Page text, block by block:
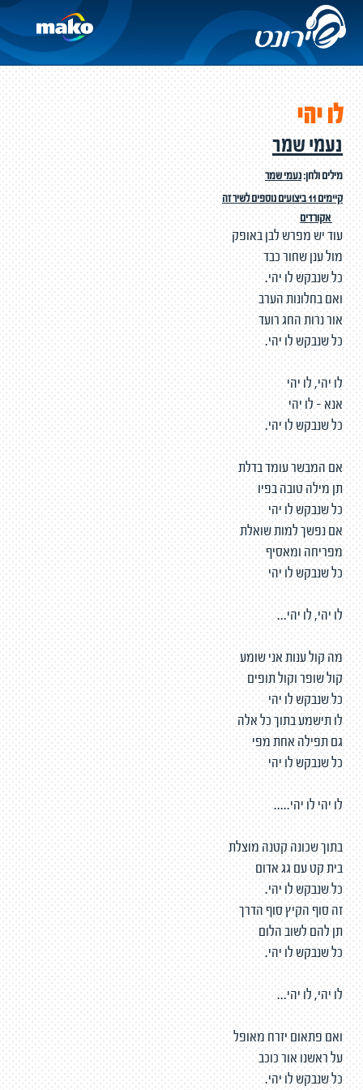
לו יהי
נעמי שמר
מילים ולחן:נעמי שמר
קיימים 11 ביצועים נוספים לשיר זה
אקורדים
עוד יש מפרש לבן באופק
מול ענן שחור כבד
כל שנבקש לו יהי.
ואם בחלונות הערב
אור נרות החג רועד
כל שנבקש לו יהי.
לו יהי, לו יהי
אנא - לו יהי
כל שנבקש לו יהי.
אם המבשר עומד בדלת
תן מילה טובה בפיו
כל שנבקש לו יהי
אם נפשך למות שואלת
מפריחה ומאסיף
כל שנבקש לו יהי
לו יהי, לו יהי...
מה קול ענות אני שומע
קול שופר וקול תופים
כל שנבקש לו יהי
לו תישמע בתוך כל אלה
גם תפילה אחת מפי
כל שנבקש לו יהי
לו יהי לו יהי.....
בתוך שכונה קטנה מוצלת
בית קט עם גג אדום
כל שנבקש לו יהי.
זה סוף הקיץ סוף הדרך
תן להם לשוב הלום
כל שנבקש לו יהי.
לו יהי, לו יהי...
ואם פתאום יזרח מאופל
על ראשנו אור כוכב
כל שנבקש לו יהי.